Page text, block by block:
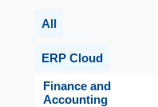
All
ERP Cloud
Finance and
Accounting